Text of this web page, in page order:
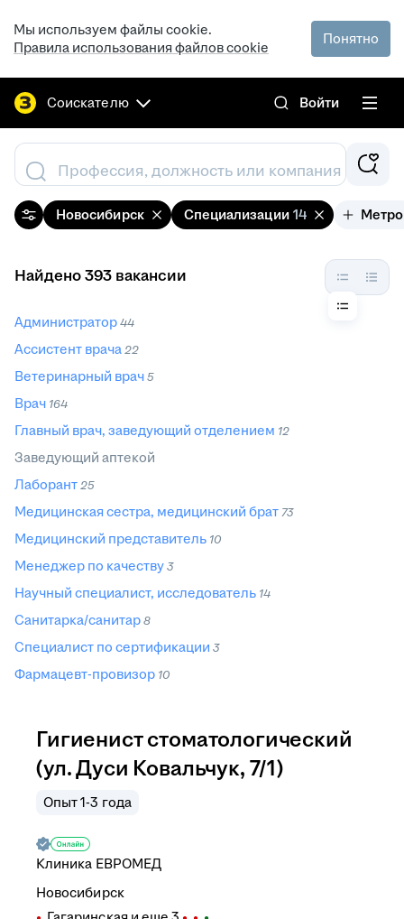
Мы используем файлы cookie.
Правила использования файлов cookie
Понятно
Соискателю Войти
Профессия, должность или компания
Новосибирск Специализации 14 Метро
Найдено 393 вакансии
Администратор 44
Ассистент врача 22
Ветеринарный врач 5
Врач 164
Главный врач, заведующий отделением 12
Заведующий аптекой
Лаборант 25
Медицинская сестра, медицинский брат 73
Медицинский представитель 10
Менеджер по качеству 3
Научный специалист, исследователь 14
Санитарка/санитар 8
Специалист по сертификации 3
Фармацевт-провизор 10
Гигиенист стоматологический
(ул. Дуси Ковальчук, 7/1)
Опыт 1-3 года
Клиника ЕВРОМЕД
Новосибирск